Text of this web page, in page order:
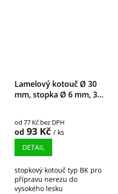
Lamelový kotouč Ø 30
mm, stopka Ø 6 mm, 3M
od 77 Kč bez DPH
od 93 Kč / ks
DETAIL
stopkový kotouč typ BK pro
přípravu nerezu do
vysokého lesku